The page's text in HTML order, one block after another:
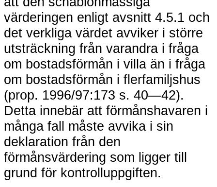
värderingen enligt avsnitt 4.5.1 och
det verkliga värdet avviker i större
utsträckning från varandra i fråga
om bostadsförmån i villa än i fråga
om bostadsförmån i flerfamiljshus
(prop. 1996/97:173 s. 40—42).
Detta innebär att förmånshavaren i
många fall måste avvika i sin
deklaration från den
förmånsvärdering som ligger till
grund för kontrolluppgiften.